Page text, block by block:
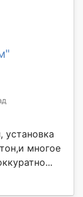
установка
многое